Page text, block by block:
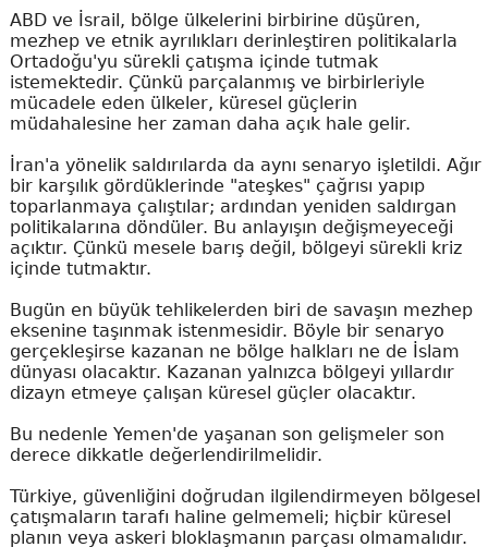
ABD ve İsrail, bölge ülkelerini birbirine düşüren,
mezhep ve etnik ayrılıkları derinleştiren politikalarla
Ortadoğu'yu sürekli çatışma içinde tutmak
istemektedir. Çünkü parçalanmış ve birbirleriyle
mücadele eden ülkeler, küresel güçlerin
müdahalesine her zaman daha açık hale gelir.
İran'a yönelik saldırılarda da aynı senaryo işletildi. Ağır
bir karşılık gördüklerinde "ateşkes" çağrısı yapıp
toparlanmaya çalıştılar; ardından yeniden saldırgan
politikalarına döndüler. Bu anlayışın değişmeyeceği
açıktır. Çünkü mesele barış değil, bölgeyi sürekli kriz
içinde tutmaktır.
Bugün en büyük tehlikelerden biri de savaşın mezhep
eksenine taşınmak istenmesidir. Böyle bir senaryo
gerçekleşirse kazanan ne bölge halkları ne de İslam
dünyası olacaktır. Kazanan yalnızca bölgeyi yıllardır
dizayn etmeye çalışan küresel güçler olacaktır.
Bu nedenle Yemen'de yaşanan son gelişmeler son
derece dikkatle değerlendirilmelidir.
Türkiye, güvenliğini doğrudan ilgilendirmeyen bölgesel
çatışmaların tarafı haline gelmemeli; hiçbir küresel
planın veya askeri bloklaşmanın parçası olmamalıdır.